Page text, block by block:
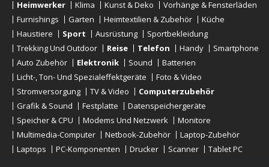
Heimwerker
Klima Kunst & Deko
Vorhänge & Fensterläden
Furnishings
Garten Heimtextilien & Zubehör
Küche
Haustiere
Sport Ausrüstung
Sportbekleidung
Trekking Und Outdoor
Reise Telefon Handy
Smartphone
Auto Zubehör
Elektronik Sound
Batterien
Licht-, Ton- Und Spezialeffektgeräte
Foto & Video
Stromversorgung
TV & Video
Computerzubehör
Grafik & Sound
Festplatte
Datenspeichergeräte
Speicher & CPU
Modems Und Netzwerk
Monitore
Multimedia-Computer
Netbook-Zubehör
Laptop-Zubehör
Laptops
PC-Komponenten Drucker Scanner
Tablet PC